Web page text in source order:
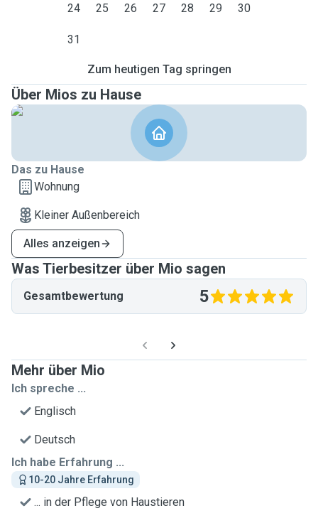
24 25 26 27 28 29 30
31
Zum heutigen Tag springen
Über Mios zu Hause
Das zu Hause
Wohnung
Kleiner Außenbereich
Alles anzeigen
Was Tierbesitzer über Mio sagen
Gesamtbewertung 5
Mehr über Mio
Ich spreche ...
Englisch
Deutsch
Ich habe Erfahrung ...
10-20 Jahre Erfahrung
... in der Pflege von Haustieren